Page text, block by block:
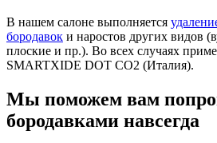
В нашем салоне выполняется
бородавок и наростов других видов
плоские и пр.). Во всех случаях
SMARTXIDE DOT CO2 (Италия).
Мы поможем вам
бородавками навсегда